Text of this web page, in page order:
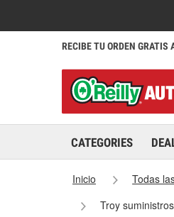
RECIBE TU ORDEN GRATIS
CATEGORIES
Inicio Todas
Troy